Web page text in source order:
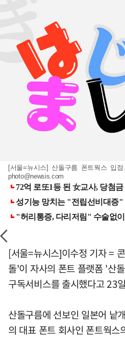
[서울=뉴시스] 산돌구름 폰트웍스 입
photo@newsis.com
[서울=뉴시스]이수정 기자 =
돌'이 자사의 폰트 플랫폼 '산
구독서비스를 출시했다고 23
산돌구름에 선보인 일본어 낱
의 대표 폰트 회사인 폰트웍스